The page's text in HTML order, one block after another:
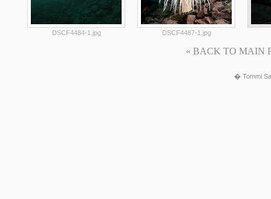
DSCF4484-1.jpg DSCF4487-1.jpg
« BACK TO MAIN
� Tommi